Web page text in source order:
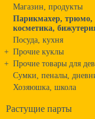
Магазин, продукты
Парикмахер, трюмо,
косметика,
Посуда, кухня
+ Прочие куклы
+ Прочие товары для
Сумки, пеналы,
Хозяюшка, школа
Растущие парты